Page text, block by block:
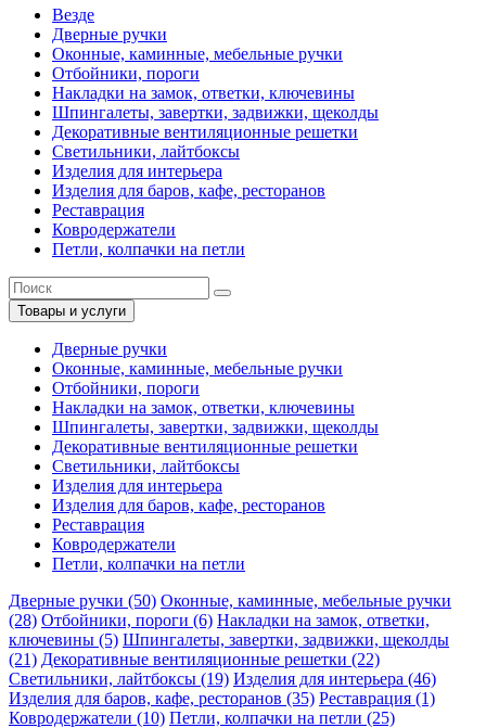
Везде
Дверные ручки
Оконные, каминные, мебельные ручки
Отбойники, пороги
Накладки на замок, ответки, ключевины
Шпингалеты, завертки, задвижки, щеколды
Декоративные вентиляционные решетки
Светильники, лайтбоксы
Изделия для интерьера
Изделия для баров, кафе, ресторанов
Реставрация
Ковродержатели
Петли, колпачки на петли
Товары и услуги
Дверные ручки
Оконные, каминные, мебельные ручки
Отбойники, пороги
Накладки на замок, ответки, ключевины
Шпингалеты, завертки, задвижки, щеколды
Декоративные вентиляционные решетки
Светильники, лайтбоксы
Изделия для интерьера
Изделия для баров, кафе, ресторанов
Реставрация
Ковродержатели
Петли, колпачки на петли
Дверные ручки (50) Оконные, каминные, мебельные ручки
(28) Отбойники, пороги (6) Накладки на замок, ответки,
ключевины (5) Шпингалеты, завертки, задвижки, щеколды
(21) Декоративные вентиляционные решетки (22)
Светильники, лайтбоксы (19) Изделия для интерьера (46)
Изделия для баров, кафе, ресторанов (35) Реставрация (1)
Ковродержатели (10) Петли, колпачки на петли (25)